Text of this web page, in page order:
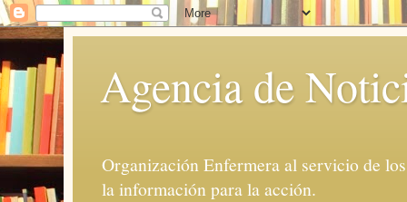
Agencia de
Organización Enfermera al servicio de
la información para la acción.